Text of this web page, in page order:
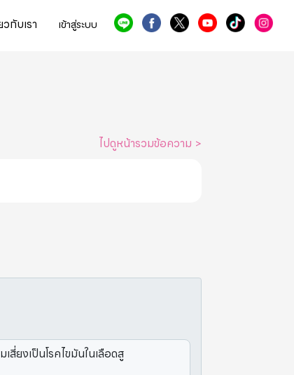
วกับเรา เข้าสู่ระบบ
ไปดูหน้ารวมข้อความ >
ยงเป็นโรคไขมันในเลือดสู